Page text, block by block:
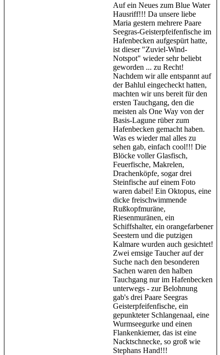
Auf ein Neues zum Blue Water
Hausriff!!! Da unsere liebe
Maria gestern mehrere Paare
Seegras-Geisterpfeifenfische im
Hafenbecken aufgespürt hatte,
ist dieser "Zuviel-Wind-
Notspot" wieder sehr beliebt
geworden ... zu Recht!
Nachdem wir alle entspannt auf
der Bahlul eingecheckt hatten,
machten wir uns bereit für den
ersten Tauchgang, den die
meisten als One Way von der
Basis-Lagune rüber zum
Hafenbecken gemacht haben.
Was es wieder mal alles zu
sehen gab, einfach cool!!! Die
Blöcke voller Glasfisch,
Feuerfische, Makrelen,
Drachenköpfe, sogar drei
Steinfische auf einem Foto
waren dabei! Ein Oktopus, eine
dicke freischwimmende
Rußkopfmuräne,
Riesenmuränen, ein
Schiffshalter, ein orangefarbener
Seestern und die putzigen
Kalmare wurden auch gesichtet!
Zwei emsige Taucher auf der
Suche nach den besonderen
Sachen waren den halben
Tauchgang nur im Hafenbecken
unterwegs - zur Belohnung
gab's drei Paare Seegras
Geisterpfeifenfische, ein
gepunkteter Schlangenaal, eine
Wurmseegurke und einen
Flankenkiemer, das ist eine
Nacktschnecke, so groß wie
Stephans Hand!!!